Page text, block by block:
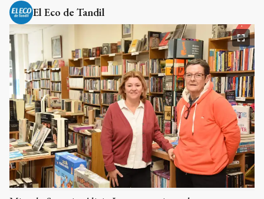
El Eco de Tandil